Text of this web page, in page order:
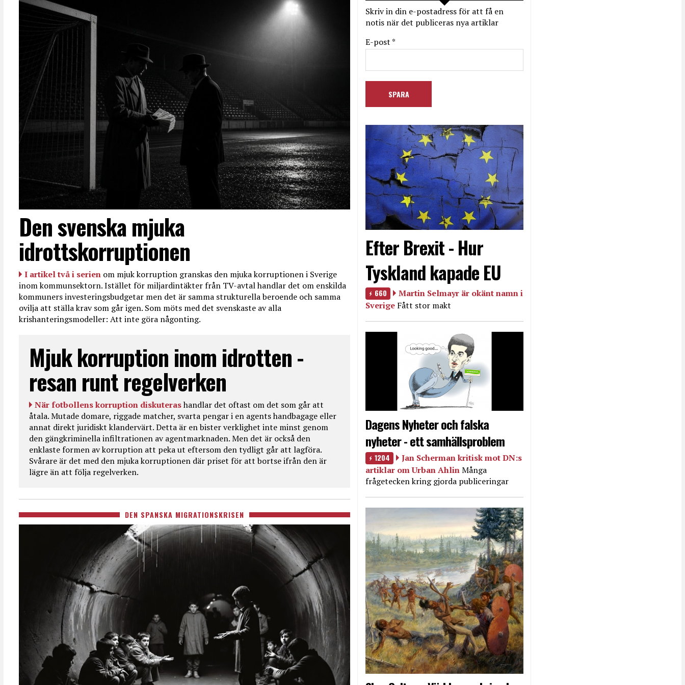
Den svenska mjuka
idrottskorruptionen
I artikel två i serien om mjuk korruption granskas den mjuka korruptionen i Sverige
inom kommunsektorn. Istället för miljardintäkter från TV-avtal handlar det om enskilda
kommuners investeringsbudgetar men det är samma strukturella beroende och samma
ovilja att ställa krav som går igen. Som möts med det svenskaste av alla
krishanteringsmodeller: Att inte göra någonting.
Mjuk korruption inom idrotten -
resan runt regelverken
När fotbollens korruption diskuterashandlar det oftast om det som går att
åtala. Mutade domare, riggade matcher, svarta pengar i en agents handbagage eller
annat direkt juridiskt klandervärt. Detta är en bister verklighet inte minst genom
den gängkriminella infiltrationen av agentmarknaden. Men det är också den
enklaste formen av korruption att peka ut eftersom den tydligt går att lagföra.
Svårare är det med den mjuka korruptionen där priset för att bortse ifrån den är
lägre än att följa regelverken.
DEN SPANSKA MIGRATIONSKRISEN
Skriv in din e-postadress för att få en
notis när det publiceras nya artiklar
E-post *
Efter Brexit - Hur
Tyskland kapade EU
660
Martin Selmayr är okänt namn i
Sverige Fått stor makt
Dagens Nyheter och falska
nyheter - ett samhällsproblem
1204
Jan Scherman kritisk mot DN:s
artiklar om Urban AhlinMånga
frågetecken kring gjorda publiceringar